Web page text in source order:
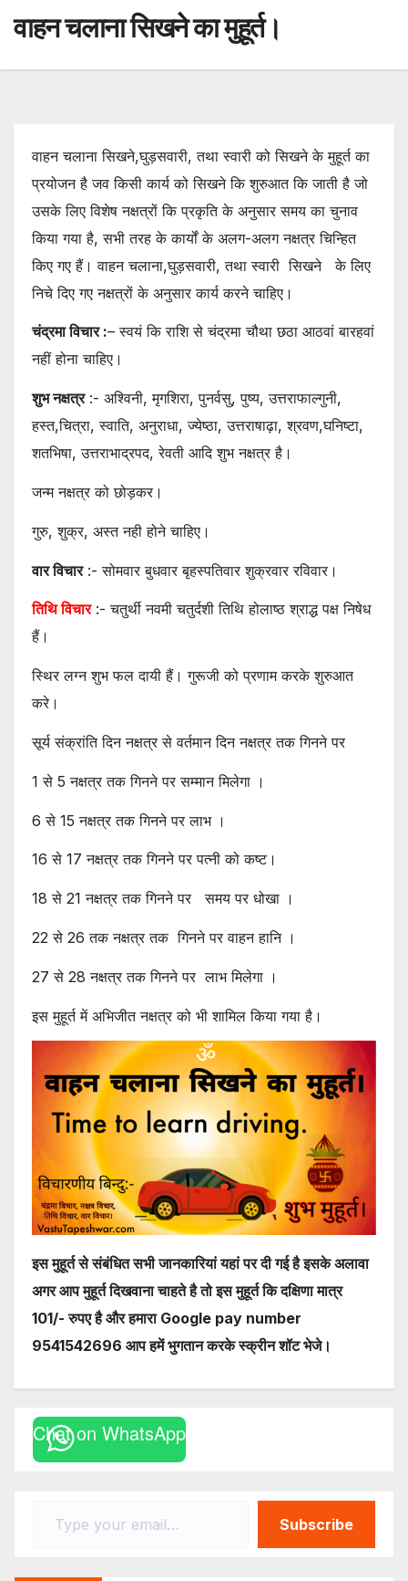
वाहन चलाना सिखने का मुहूर्त।
वाहन चलाना सिखने,घुड़सवारी, तथा स्वारी को सिखने के मुहूर्त का
प्रयोजन है जव किसी कार्य को सिखने कि शुरुआत कि जाती है जो
उसके लिए विशेष नक्षत्रों कि प्रकृति के अनुसार समय का चुनाव
किया गया है, सभी तरह के कार्यों के अलग-अलग नक्षत्र चिन्हित
किए गए हैं। वाहन चलाना,घुड़सवारी, तथा स्वारी सिखने के लिए
निचे दिए गए नक्षत्रों के अनुसार कार्य करने चाहिए।
चंद्रमा विचार :– स्वयं कि राशि से चंद्रमा चौथा छठा आठवां बारहवां
नहीं होना चाहिए।
शुभ नक्षत्र:- अश्विनी, मृगशिरा, पुनर्वसु, पुष्य, उत्तराफाल्गुनी,
हस्त,चित्रा, स्वाति, अनुराधा, ज्येष्ठा, उत्तराषाढ़ा, श्रवण,घनिष्टा,
शतभिषा, उत्तराभाद्रपद, रेवती आदि शुभ नक्षत्र है।
जन्म नक्षत्र को छोड़कर।
गुरु, शुक्र, अस्त नही होने चाहिए।
वार विचार:- सोमवार बुधवार बृहस्पतिवार शुक्रवार रविवार।
तिथि विचार:- चतुर्थी नवमी चतुर्दशी तिथि होलाष्ठ श्राद्ध पक्ष निषेध
हैं।
स्थिर लग्न शुभ फल दायी हैं। गुरूजी को प्रणाम करके शुरुआत
करे।
सूर्य संक्रांति दिन नक्षत्र से वर्तमान दिन नक्षत्र तक गिनने पर
1 से 5 नक्षत्र तक गिनने पर सम्मान मिलेगा ।
6 से 15 नक्षत्र तक गिनने पर लाभ ।
16 से 17 नक्षत्र तक गिनने पर पत्नी को कष्ट।
18 से 21 नक्षत्र तक गिनने पर समय पर धोखा ।
22 से 26 तक नक्षत्र तक गिनने पर वाहन हानि ।
27 से 28 नक्षत्र तक गिनने पर लाभ मिलेगा ।
इस मुहूर्त में अभिजीत नक्षत्र को भी शामिल किया गया है।
इस मुहूर्त से संबंधित सभी जानकारियां यहां पर दी गई है इसके अलावा
अगर आप मुहूर्त दिखवाना चाहते है तोइस मुहूर्त कि दक्षिणा मात्र
101/- रुपए है और हमारा Google pay number
9541542696 आप हमें भुगतान करके स्क्रीन शॉट भेजे।
Chat on WhatsApp
Subscribe